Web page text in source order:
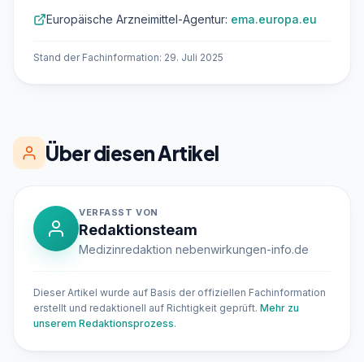
Europäische Arzneimittel-Agentur: ema.europa.eu
Stand der Fachinformation: 29. Juli 2025
Über diesen Artikel
VERFASST VON
Redaktionsteam
Medizinredaktion nebenwirkungen-info.de
Dieser Artikel wurde auf Basis der offiziellen Fachinformation
erstellt und redaktionell auf Richtigkeit geprüft. Mehr zu
unserem Redaktionsprozess.